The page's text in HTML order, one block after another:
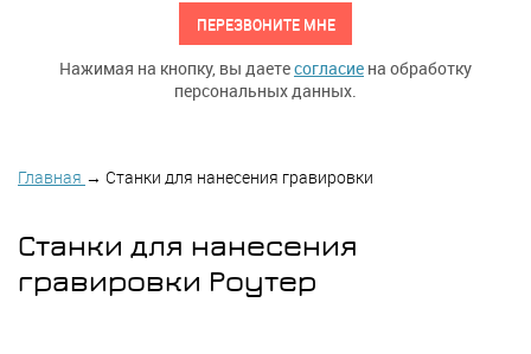
ПЕРЕЗВОНИТЕ МНЕ
Нажимая на кнопку, вы даетесогласие на обработку
персональных данных.
Главная → Станки для нанесения гравировки
Станки для нанесения
гравировки Роутер